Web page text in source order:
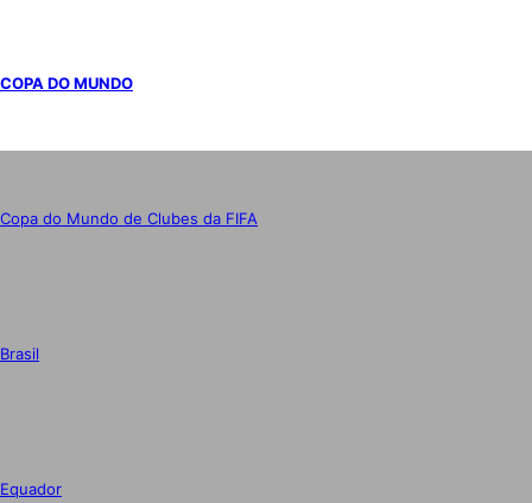
COPA DO MUNDO
Copa do Mundo de Clubes da FIFA
Brasil
Equador